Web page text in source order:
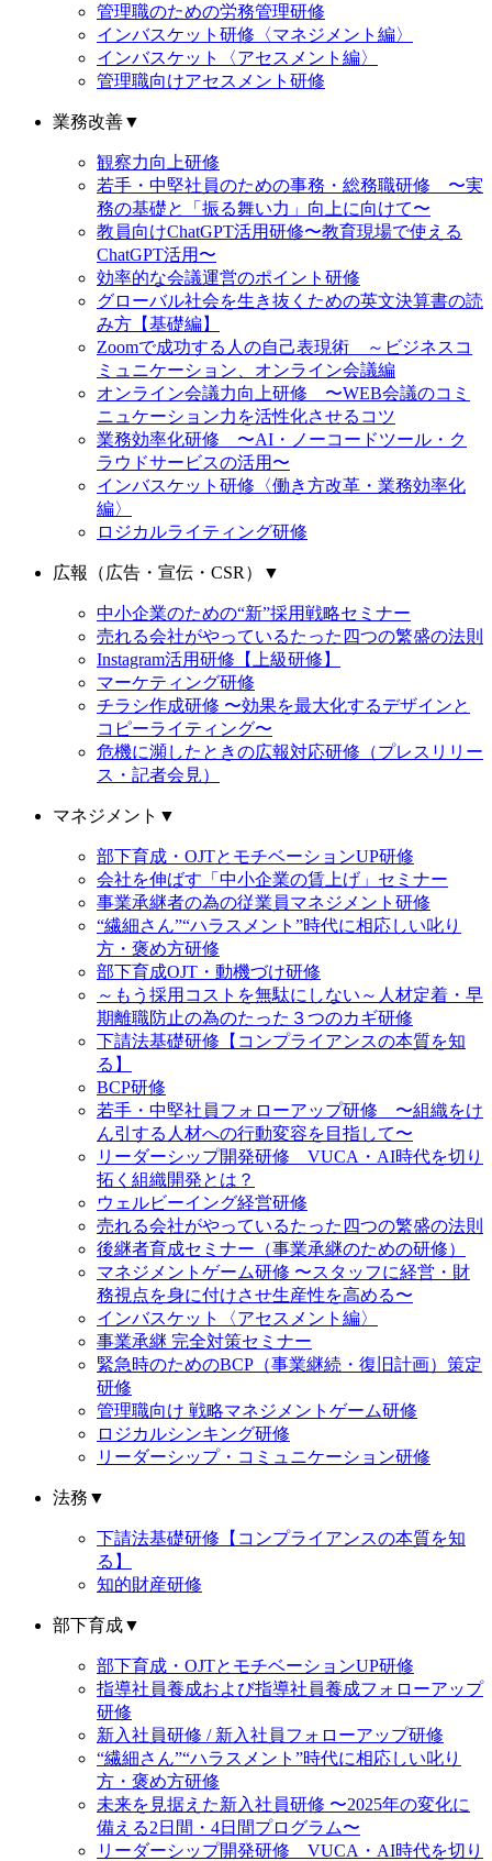
管理職のための労務管理研修
インバスケット研修〈マネジメント編〉
インバスケット〈アセスメント編〉
管理職向けアセスメント研修
業務改善▼
観察力向上研修
若手・中堅社員のための事務・総務職研修 〜実
務の基礎と「振る舞い力」向上に向けて〜
教員向けChatGPT活用研修〜教育現場で使える
ChatGPT活用〜
効率的な会議運営のポイント研修
グローバル社会を生き抜くための英文決算書の読
み方【基礎編】
Zoomで成功する人の自己表現術 ～ビジネスコ
ミュニケーション、オンライン会議編
オンライン会議力向上研修 〜WEB会議のコミ
ニュケーション力を活性化させるコツ
業務効率化研修 〜AI・ノーコードツール・ク
ラウドサービスの活用〜
インバスケット研修〈働き方改革・業務効率化
編〉
ロジカルライティング研修
広報（広告・宣伝・CSR） ▼
中小企業のための“新”採用戦略セミナー
売れる会社がやっているたった四つの繁盛の法則
Instagram活用研修【上級研修】
マーケティング研修
チラシ作成研修 〜効果を最大化するデザインと
コピーライティング〜
危機に瀕したときの広報対応研修（プレスリリー
ス・記者会見）
マネジメント ▼
部下育成・OJTとモチベーションUP研修
会社を伸ばす「中小企業の賃上げ」セミナー
事業承継者の為の従業員マネジメント研修
“繊細さん”“ハラスメント”時代に相応しい叱り
方・褒め方研修
部下育成OJT・動機づけ研修
～もう採用コストを無駄にしない～人材定着・早
期離職防止の為のたった３つのカギ研修
下請法基礎研修【コンプライアンスの本質を知
る】
BCP研修
若手・中堅社員フォローアップ研修 〜組織をけ
ん引する人材への行動変容を目指して〜
リーダーシップ開発研修 VUCA・AI時代を切り
拓く組織開発とは？
ウェルビーイング経営研修
売れる会社がやっているたった四つの繁盛の法則
後継者育成セミナー（事業承継のための研修）
マネジメントゲーム研修 〜スタッフに経営・財
務視点を身に付けさせ生産性を高める〜
インバスケット〈アセスメント編〉
事業承継 完全対策セミナー
緊急時のためのBCP（事業継続・復旧計画）策定
研修
管理職向け 戦略マネジメントゲーム研修
ロジカルシンキング研修
リーダーシップ・コミュニケーション研修
法務 ▼
下請法基礎研修【コンプライアンスの本質を知
る】
知的財産研修
部下育成▼
部下育成・OJTとモチベーションUP研修
指導社員養成および指導社員養成フォローアップ
研修
新入社員研修 / 新入社員フォローアップ研修
“繊細さん”“ハラスメント”時代に相応しい叱り
方・褒め方研修
未来を見据えた新入社員研修 〜2025年の変化に
備える2日間・4日間プログラム〜
リーダーシップ開発研修 VUCA・AI時代を切り